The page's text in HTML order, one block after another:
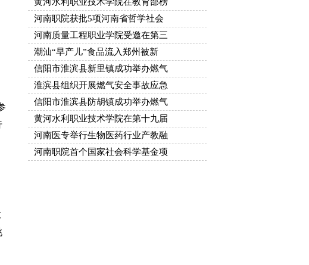
河南职院获批5项河南省哲学社会
河南质量工程职业学院受邀在第三
潮汕“早产儿”食品流入郑州被新
信阳市淮滨县新里镇成功举办燃气
淮滨县组织开展燃气安全事故应急
信阳市淮滨县防胡镇成功举办燃气
黄河水利职业技术学院在第十九届
河南医专举行生物医药行业产教融
河南职院首个国家社会科学基金项